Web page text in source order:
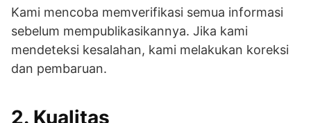
Kami mencoba memverifikasi semua informasi
sebelum mempublikasikannya. Jika kami
mendeteksi kesalahan, kami melakukan koreksi
dan pembaruan.
2. Kualitas